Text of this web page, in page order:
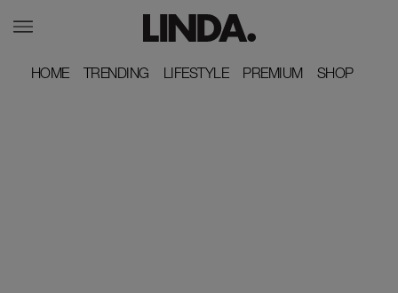
HOME
HOME TRENDING
TRENDING LIFESTYLE
LIFESTYLE PREMIUM
PREMIUM SHOP
SHOP